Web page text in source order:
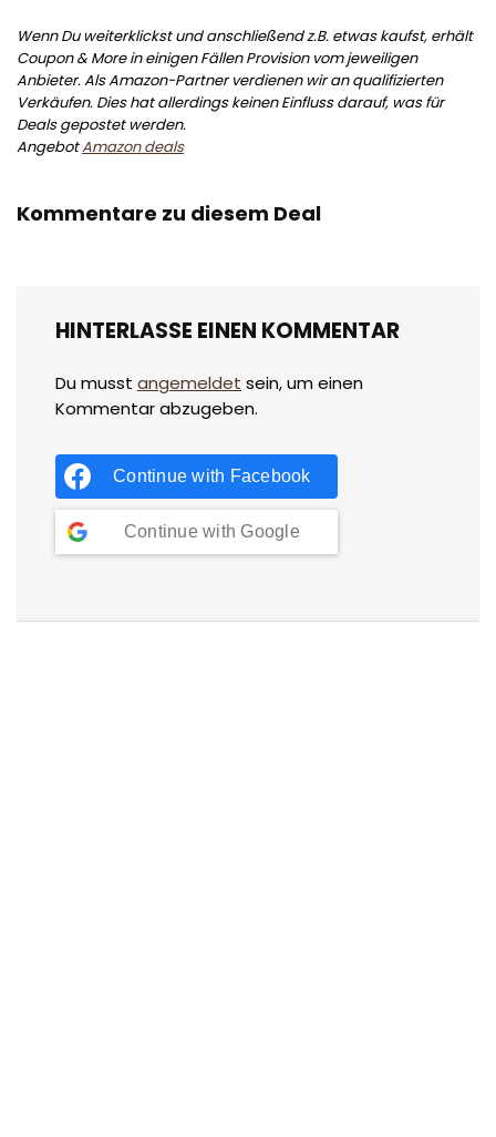
Wenn Du weiterklickst und anschließend z.B. etwas kaufst, erhält
Coupon & More in einigen Fällen Provision vom jeweiligen
Anbieter. Als Amazon-Partner verdienen wir an qualifizierten
Verkäufen. Dies hat allerdings keinen Einfluss darauf, was für
Deals gepostet werden.
AngebotAmazon deals
Kommentare zu diesem Deal
HINTERLASSE EINEN KOMMENTAR
Du musst angemeldet sein, um einen
Kommentar abzugeben.
Continue with Facebook
Continue with Google